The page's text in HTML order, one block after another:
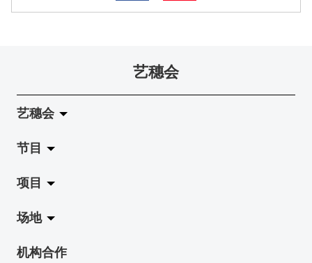
艺穗会
艺穗会
关于艺穗会
艺穗会的演化
使命与宗旨
艺穗会架构
节目
拉阔
展览
演出
项目
Jazz-Go-Central, Jazz-Go-Fringe
LPL
场地
陈丽玲划廊
机构合作